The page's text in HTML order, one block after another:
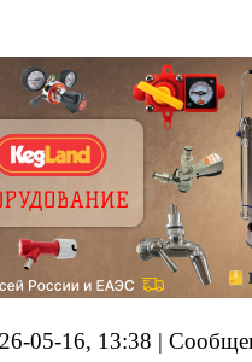
05-16, 13:38 |